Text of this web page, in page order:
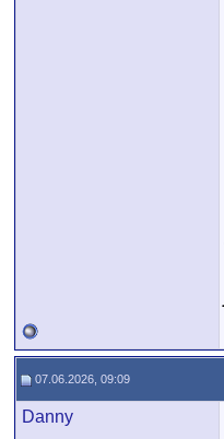
07.06.2026, 09:09
Danny